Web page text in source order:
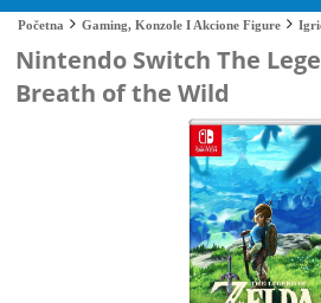
Početna Gaming, Konzole I Akcione Figure
Nintendo Switch The
Breath of the Wild